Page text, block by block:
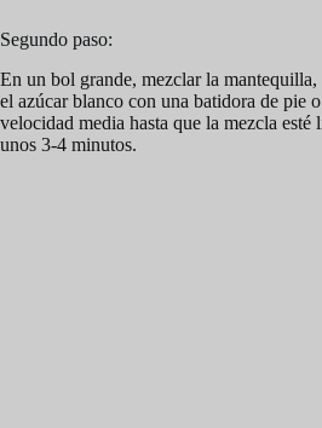
Segundo paso:
En un bol grande, mezclar la
el azúcar blanco con una batidora de pie
velocidad media hasta que la mezcla esté
unos 3-4 minutos.